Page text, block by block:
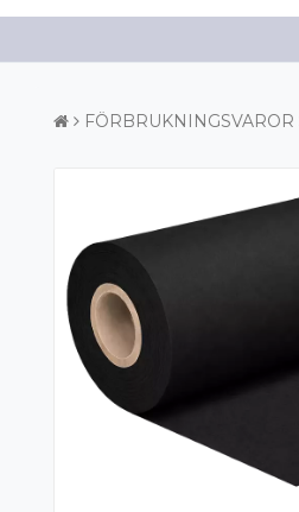
FÖRBRUKNINGSVAROR